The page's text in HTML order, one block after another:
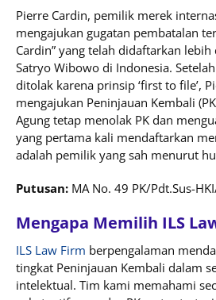
Pierre Cardin, pemilik merek
mengajukan gugatan pembatalan
Cardin” yang telah didaftarkan
Satryo Wibowo di Indonesia.
ditolak karena prinsip ‘first to file’,
mengajukan Peninjauan Kembali
Agung tetap menolak PK dan
yang pertama kali mendaftarkan
adalah pemilik yang sah menurut
Putusan: MA No. 49 PK/Pdt.Sus-
Mengapa Memilih ILS
ILS Law Firm berpengalaman
tingkat Peninjauan Kembali dalam
intelektual. Tim kami memahami